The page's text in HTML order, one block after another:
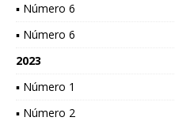
▪ Número 6
▪ Número 6
2023
▪ Número 1
▪ Número 2